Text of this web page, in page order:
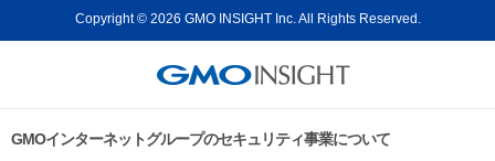
Copyright © 2026 GMO INSIGHT Inc. All Rights Reserved.
GMOインターネットグループのセキュリティ事業について